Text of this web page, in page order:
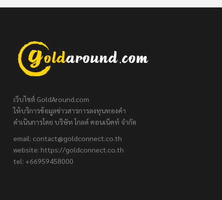
เว็บไซต์ GoldAround.com
ให้บริการข้อมูลข่าวสารการลงทุนทองคำ
ดำเนินการโดย บริษัท โกลด์ คอนเน็คท์ จำกัด
email: contact@goldconnect.co.th
website: https://goldconnect.co.th
tel: +66959458000